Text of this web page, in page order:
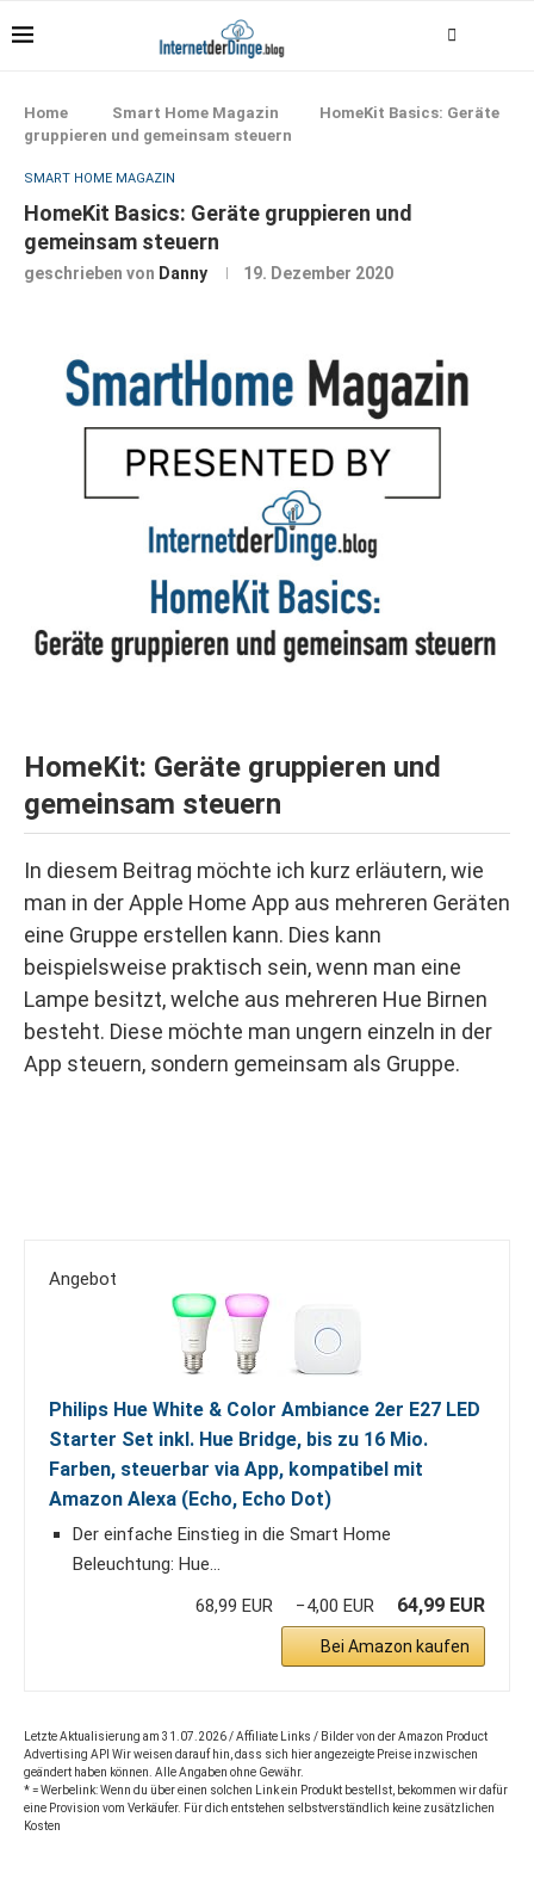
Home Smart Home Magazin
HomeKit Basics: Geräte
gruppieren und gemeinsam steuern
SMART HOME MAGAZIN
HomeKit Basics: Geräte gruppieren und
gemeinsam steuern
geschrieben von Danny 19. Dezember 2020
HomeKit: Geräte gruppieren und
gemeinsam steuern
In diesem Beitrag möchte ich kurz erläutern, wie
man in der Apple Home App aus mehreren Geräten
eine Gruppe erstellen kann. Dies kann
beispielsweise praktisch sein, wenn man eine
Lampe besitzt, welche aus mehreren Hue Birnen
besteht. Diese möchte man ungern einzeln in der
App steuern, sondern gemeinsam als Gruppe.
Angebot
Philips Hue White & Color Ambiance 2er E27 LED
Starter Set inkl. Hue Bridge, bis zu 16 Mio.
Farben, steuerbar via App, kompatibel mit
Amazon Alexa (Echo, Echo Dot)
Der einfache Einstieg in die Smart Home
Beleuchtung: Hue...
68,99 EUR
−4,00 EUR 64,99 EUR
Bei Amazon kaufen
Letzte Aktualisierung am 31.07.2026 / Affiliate Links / Bilder von der Amazon Product
Advertising API Wir weisen darauf hin, dass sich hier angezeigte Preise inzwischen
geändert haben können. Alle Angaben ohne Gewähr.
* = Werbelink: Wenn du über einen solchen Link ein Produkt bestellst, bekommen wir dafür
eine Provision vom Verkäufer. Für dich entstehen selbstverständlich keine zusätzlichen
Kosten